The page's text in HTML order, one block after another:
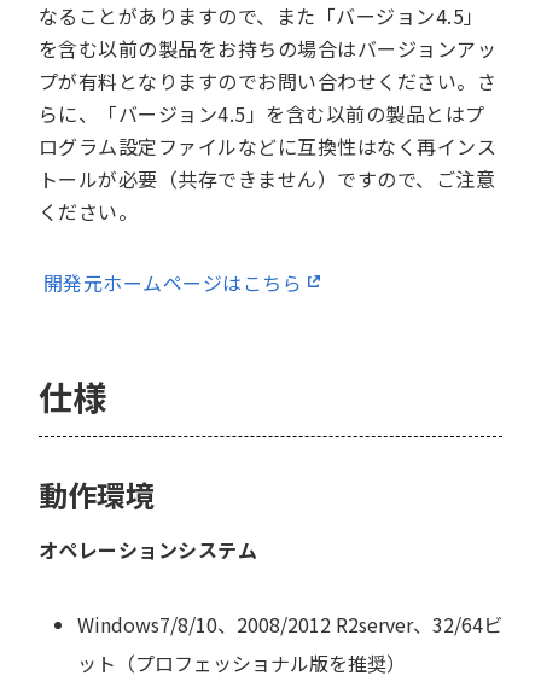
なることがありますので、また「バージョン4.5」
を含む以前の製品をお持ちの場合はバージョンアッ
プが有料となりますのでお問い合わせください。さ
らに、「バージョン4.5」を含む以前の製品とはプ
ログラム設定ファイルなどに互換性はなく再インス
トールが必要（共存できません）ですので、ご注意
ください。
開発元ホームページはこちら
仕様
動作環境
オペレーションシステム
Windows7/8/10、2008/2012 R2server、32/64ビ
ット（プロフェッショナル版を推奨）